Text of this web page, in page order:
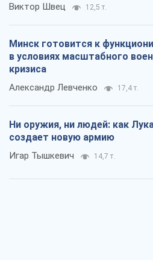
Виктор Швец 12,5 т.
Минск готовится к
в условиях масштабного
кризиса
Александр Левченко 17,4 т.
Ни оружия, ни людей: как
создает новую армию
Игар Тышкевич 14,7 т.